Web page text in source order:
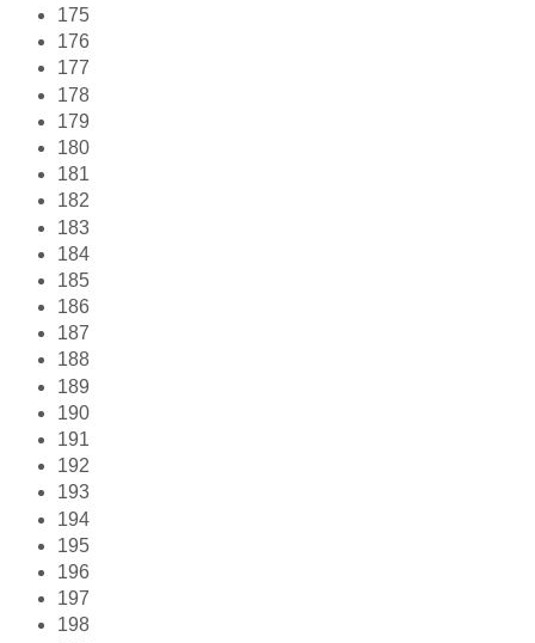
175
176
177
178
179
180
181
182
183
184
185
186
187
188
189
190
191
192
193
194
195
196
197
198